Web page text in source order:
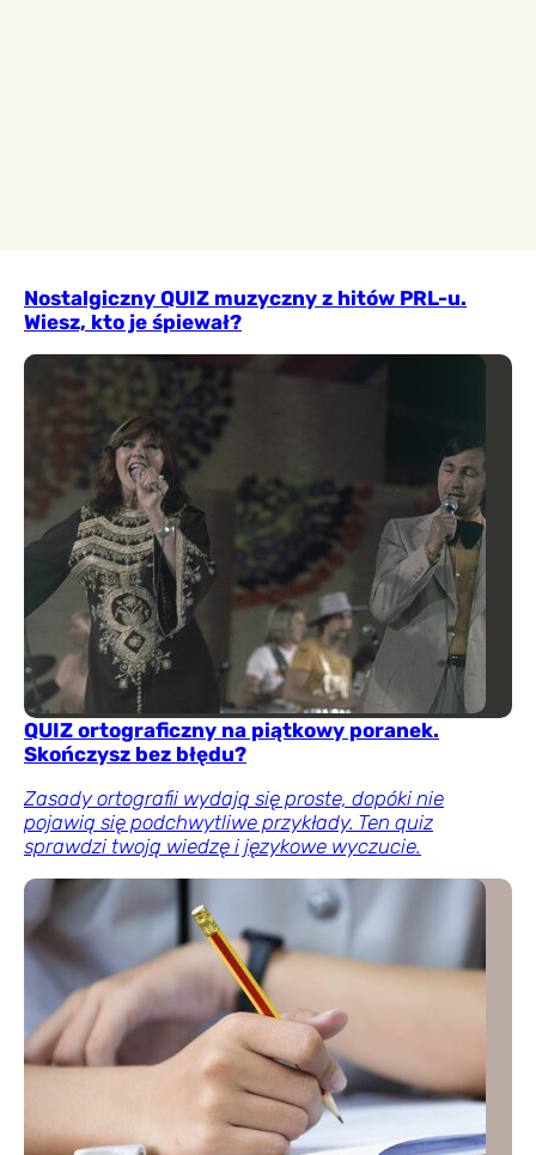
Nostalgiczny QUIZ muzyczny z hitów PRL-u.
Wiesz, kto je śpiewał?
QUIZ ortograficzny na piątkowy poranek.
Skończysz bez błędu?
Zasady ortografii wydają się proste, dopóki nie
pojawią się podchwytliwe przykłady. Ten quiz
sprawdzi twoją wiedzę i językowe wyczucie.